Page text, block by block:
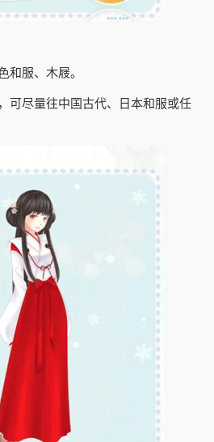
和服、木屐。
可尽量往中国古代、日本和服或任